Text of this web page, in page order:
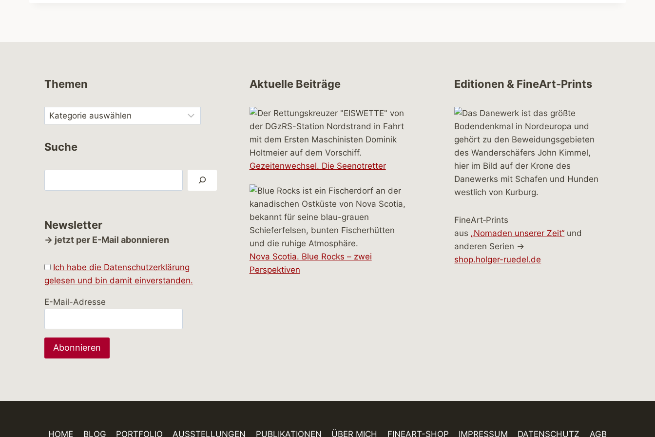
Themen
Suche
Newsletter
→ jetzt per E-Mail abonnieren
Ich habe die Datenschutzerklärung
gelesen und bin damit einverstanden.
E-Mail-Adresse
Aktuelle Beiträge
Gezeitenwechsel. Die Seenotretter
Nova Scotia. Blue Rocks – zwei
Perspektiven
Editionen & FineArt-Prints
FineArt‑Prints
aus „Nomaden unserer Zeit“ und
anderen Serien →
shop.holger-ruedel.de
HOME BLOG PORTFOLIO AUSSTELLUNGEN PUBLIKATIONEN ÜBER MICH FINEART-SHOP IMPRESSUM DATENSCHUTZ AGB